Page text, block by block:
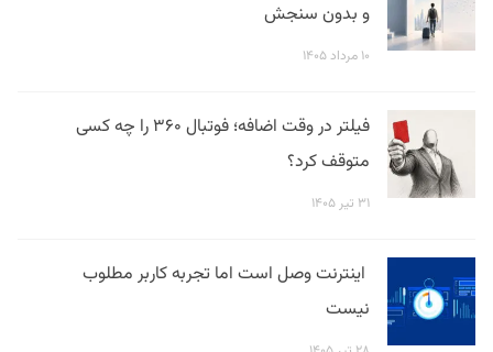
و بدون سنجش
۱۰ مرداد ۱۴۰۵
فیلتر در وقت اضافه؛ فوتبال ۳۶۰ را چه کسی
متوقف کرد؟
۳۱ تیر ۱۴۰۵
اینترنت وصل است اما تجربه کاربر مطلوب
نیست